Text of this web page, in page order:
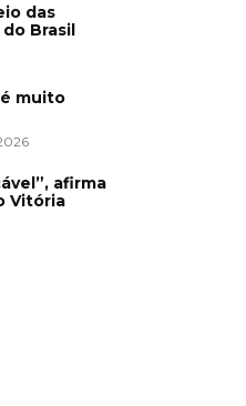
das
Brasil
muito
afirma
Vitória